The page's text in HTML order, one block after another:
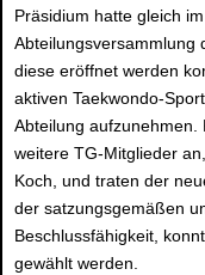
Präsidium hatte gleich
Abteilungsversammlung
diese eröffnet werden
aktiven Taekwondo-
Abteilung aufzunehmen.
weitere TG-Mitglieder
Koch, und traten der
der satzungsgemäßen
Beschlussfähigkeit,
gewählt werden.